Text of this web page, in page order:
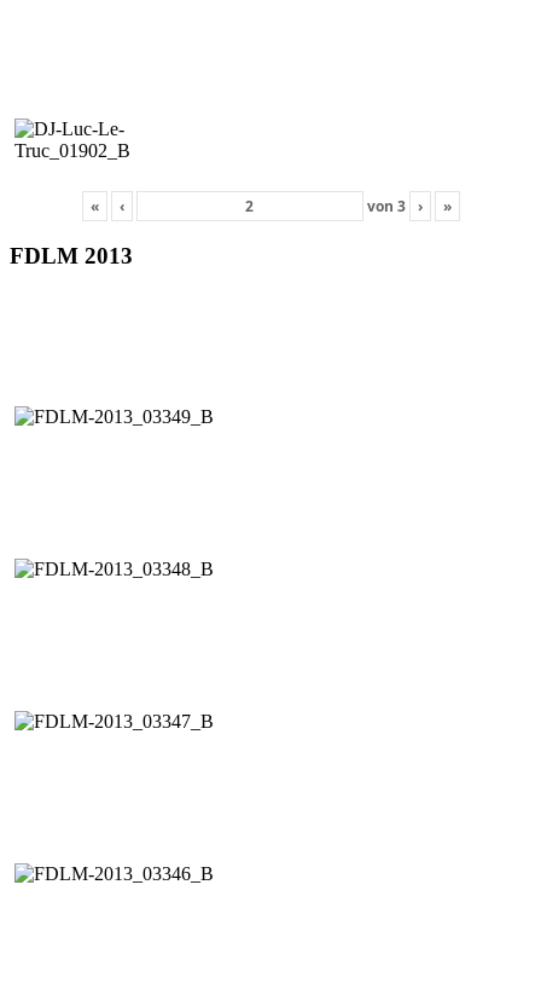
« ‹ von 3 › »
FDLM 2013